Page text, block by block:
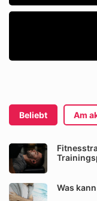
Beliebt Am
Was